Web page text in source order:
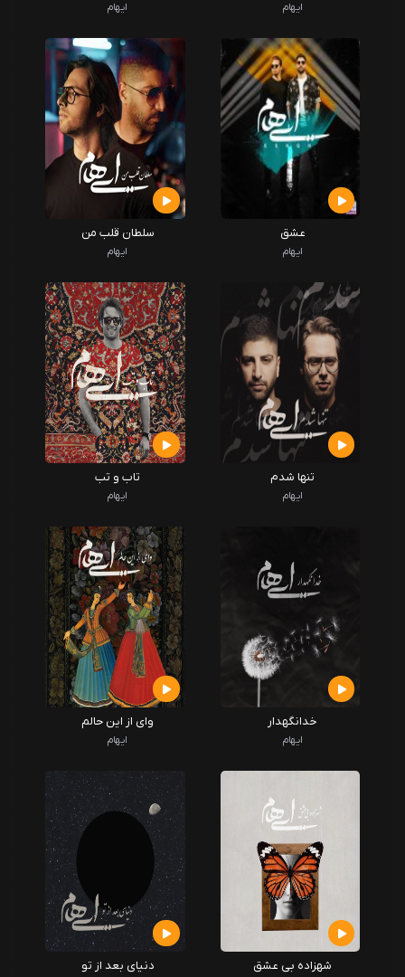
ایهام ایهام
عشق
ایهام
سلطان قلب من
ایهام
تنها شدم
ایهام
تاب و تب
ایهام
خدانگهدار
ایهام
وای از این حالم
ایهام
شهزاده بی عشق دنیای بعد از تو